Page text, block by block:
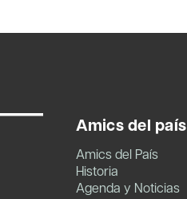
Amics del país
Amics del País
Historia
Agenda y Noticias